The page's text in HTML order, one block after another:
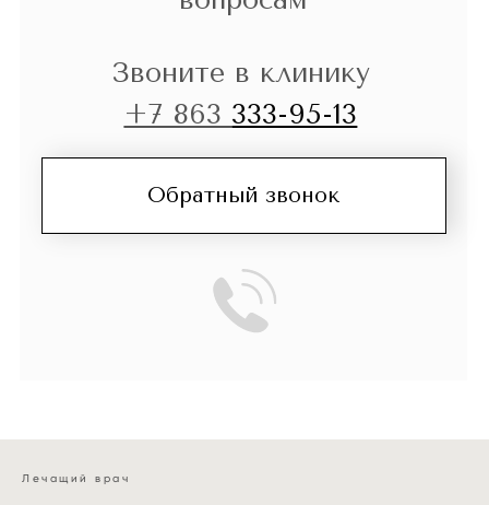
Лечащий врач
Пластинки для исправления прикуса
преимуществ:
подходят для раннего
индивидуально для каждого
коррекции прикуса.
пластинок позволяет устранить